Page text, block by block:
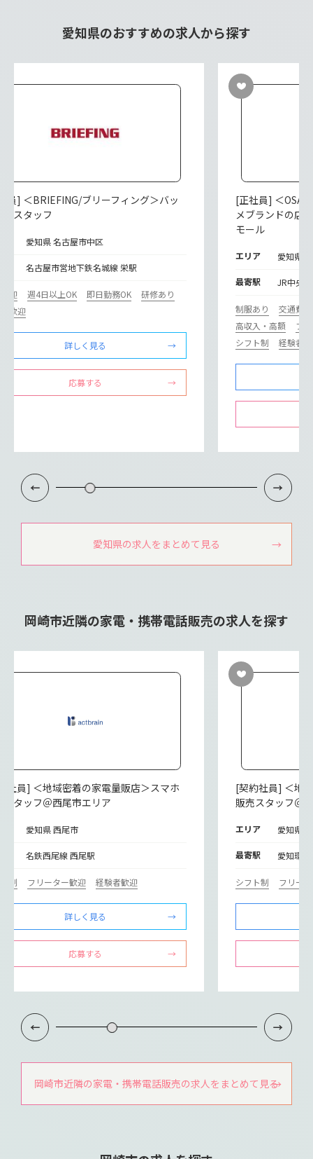
愛知県のおすすめの求人から探す
員] ＜BRIEFING/ブリーフィング＞バッ
売スタッフ
愛知県 名古屋市中区
名古屋市営地下鉄名城線 栄駅
迎 週4日以上OK 即日勤務OK
研修あり
歓迎
詳しく見る
応募する
[正社員] ＜
メブランドの店
モール
エリア 愛知県
最寄駅 JR中央
制服あり
交通費
高収入・高額
フ
シフト制
経験者
愛知県の求人をまとめて見る
岡崎市近隣の家電・携帯電話販売の求人を探す
社員] ＜地域密着の家電量販店＞スマホ
スタッフ＠西尾市エリア
愛知県 西尾市
名鉄西尾線 西尾駅
制 フリーター歓迎 経験者歓迎
詳しく見る
応募する
[契約社員] ＜地
販売スタッフ＠
エリア 愛知県
最寄駅 愛知環
シフト制 フリー
岡崎市近隣の家電・携帯電話販売の求人をまとめて見る